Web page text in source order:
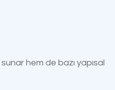
sunar hem de bazı yapısal